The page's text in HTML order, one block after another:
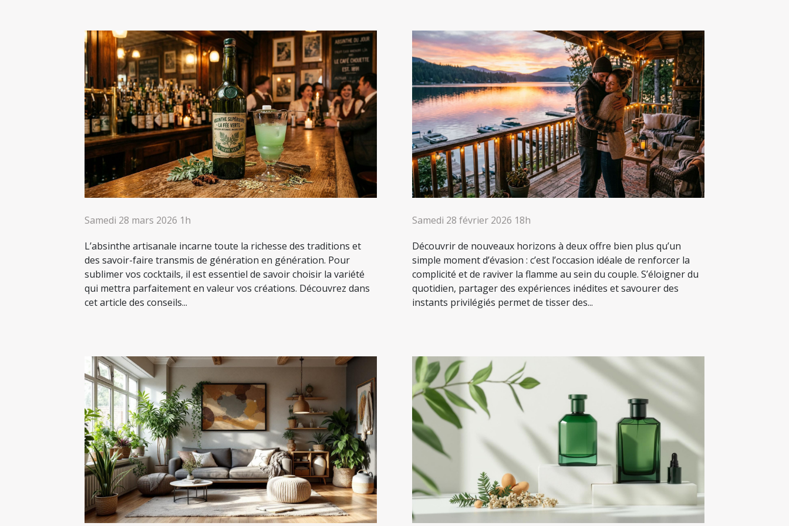
Samedi 28 mars 2026 1h
L’absinthe artisanale incarne toute la richesse des traditions et
des savoir-faire transmis de génération en génération. Pour
sublimer vos cocktails, il est essentiel de savoir choisir la variété
qui mettra parfaitement en valeur vos créations. Découvrez dans
cet article des conseils...
Samedi 28 février 2026 18h
Découvrir de nouveaux horizons à deux offre bien plus qu’un
simple moment d’évasion : c’est l’occasion idéale de renforcer la
complicité et de raviver la flamme au sein du couple. S’éloigner du
quotidien, partager des expériences inédites et savourer des
instants privilégiés permet de tisser des...